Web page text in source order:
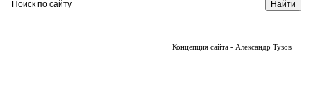
Концепция сайта - Александр Тузов